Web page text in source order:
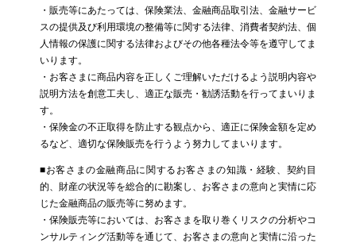
・販売等にあたっては、保険業法、金融商品取引法、金融サービ
スの提供及び利用環境の整備等に関する法律、消費者契約法、個
人情報の保護に関する法律およびその他各種法令等を遵守してま
いります。
・お客さまに商品内容を正しくご理解いただけるよう説明内容や
説明方法を創意工夫し、適正な販売・勧誘活動を行ってまいりま
す。
・保険金の不正取得を防止する観点から、適正に保険金額を定め
るなど、適切な保険販売を行うよう努力してまいります。
■お客さまの金融商品に関するお客さまの知識・経験、契約目
的、財産の状況等を総合的に勘案し、お客さまの意向と実情に応
じた金融商品の販売等に努めます。
・保険販売等においては、お客さまを取り巻くリスクの分析やコ
ンサルティング活動等を通じて、お客さまの意向と実情に沿った